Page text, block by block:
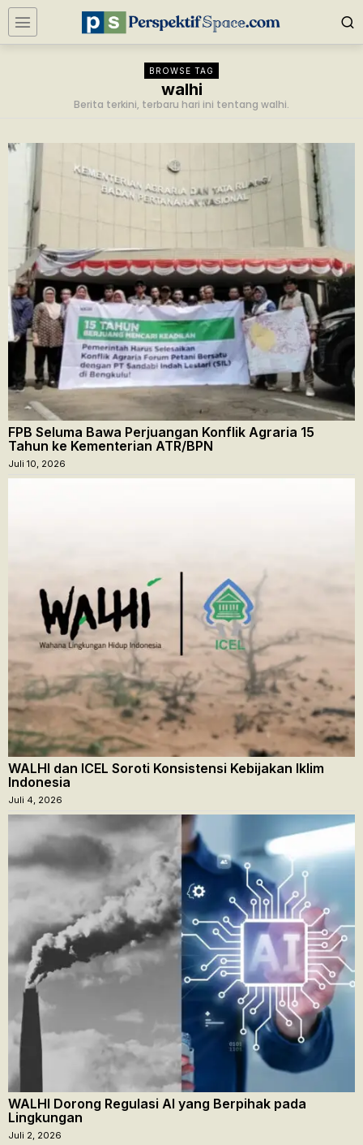
BROWSE TAG
walhi
Berita terkini, terbaru hari ini tentang walhi.
FPB Seluma Bawa Perjuangan Konflik Agraria 15
Tahun ke Kementerian ATR/BPN
Juli 10, 2026
WALHI dan ICEL Soroti Konsistensi Kebijakan Iklim
Indonesia
Juli 4, 2026
WALHI Dorong Regulasi AI yang Berpihak pada
Lingkungan
Juli 2, 2026